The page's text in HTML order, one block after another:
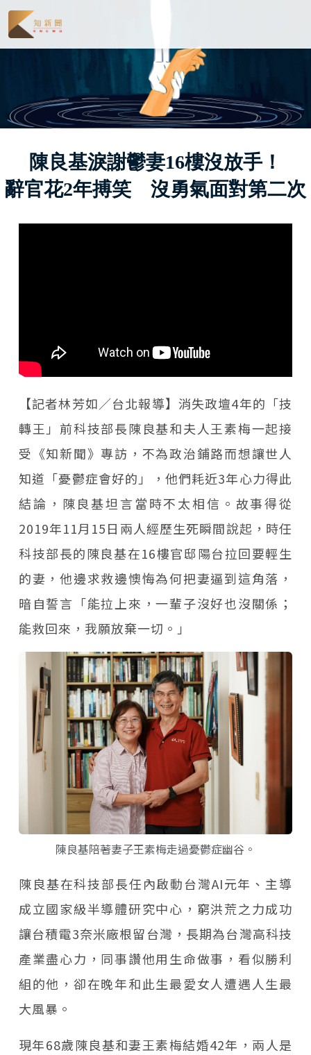
陳良基淚謝鬱妻16樓沒放手！
辭官花2年搏笑 沒勇氣面對第二次
【記者林芳如／台北報導】消失政壇4年的「技
轉王」前科技部長陳良基和夫人王素梅一起接
受《知新聞》專訪，不為政治鋪路而想讓世人
知道「憂鬱症會好的」，他們耗近3年心力得此
結論，陳良基坦言當時不太相信。故事得從
2019年11月15日兩人經歷生死瞬間說起，時任
科技部長的陳良基在16樓官邸陽台拉回要輕生
的妻，他邊求救邊懊悔為何把妻逼到這角落，
暗自誓言「能拉上來，一輩子沒好也沒關係；
能救回來，我願放棄一切。」
陳良基陪著妻子王素梅走過憂鬱症幽谷。
陳良基在科技部長任內啟動台灣AI元年、主導
成立國家級半導體研究中心，窮洪荒之力成功
讓台積電3奈米廠根留台灣，長期為台灣高科技
產業盡心力，同事讚他用生命做事，看似勝利
組的他，卻在晚年和此生最愛女人遭遇人生最
大風暴。
現年68歲陳良基和妻王素梅結婚42年，兩人是